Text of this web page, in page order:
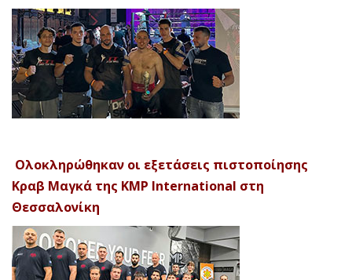
Ολοκληρώθηκαν οι εξετάσεις πιστοποίησης
Κραβ Μαγκά της KMP International στη
Θεσσαλονίκη